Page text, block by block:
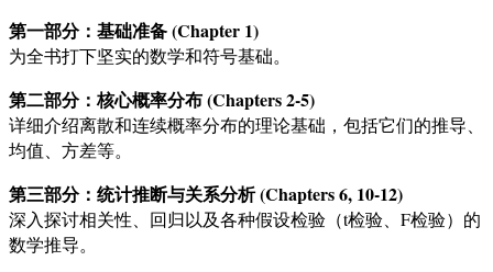
第一部分：基础准备 (Chapter 1)
为全书打下坚实的数学和符号基础。
第二部分：核心概率分布 (Chapters 2-5)
详细介绍离散和连续概率分布的理论基础，包括它们的推导、
均值、方差等。
第三部分：统计推断与关系分析 (Chapters 6, 10-12)
深入探讨相关性、回归以及各种假设检验（t检验、F检验）的
数学推导。